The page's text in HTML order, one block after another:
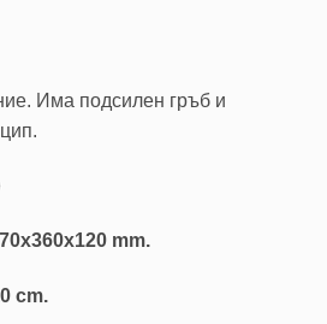
Има подсилен гръб и
mm.
cm.